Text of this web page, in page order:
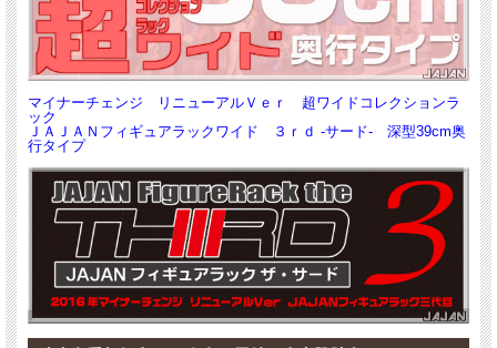
マイナーチェンジ リニューアルＶｅｒ 超ワイドコレクションラ
ック
ＪＡＪＡＮフィギュアラックワイド ３ｒｄ -サード- 深型39cm奥
行タイプ